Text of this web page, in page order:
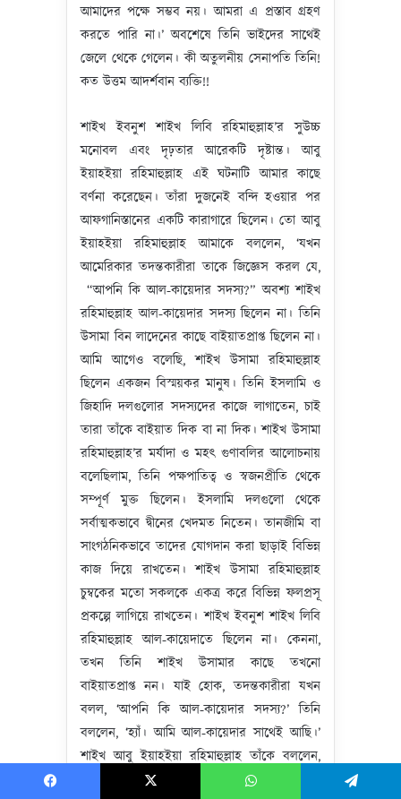
আমাদের পক্ষে সম্ভব নয়। আমরা এ প্রস্তাব গ্রহণ
করতে পারি না।’ অবশেষে তিনি ভাইদের সাথেই
জেলে থেকে গেলেন। কী অতুলনীয় সেনাপতি তিনি!
কত উত্তম আদর্শবান ব্যক্তি!!
শাইখ ইবনুশ শাইখ লিবি রহিমাহুল্লাহ’র সুউচ্চ
মনোবল এবং দৃঢ়তার আরেকটি দৃষ্টান্ত। আবু
ইয়াহইয়া রহিমাহুল্লাহ এই ঘটনাটি আমার কাছে
বর্ণনা করেছেন। তাঁরা দুজনেই বন্দি হওয়ার পর
আফগানিস্তানের একটি কারাগারে ছিলেন। তো আবু
ইয়াহইয়া রহিমাহুল্লাহ আমাকে বললেন, ‘যখন
আমেরিকার তদন্তকারীরা তাকে জিজ্ঞেস করল যে,
“আপনি কি আল-কায়েদার সদস্য?” অবশ্য শাইখ
রহিমাহুল্লাহ আল-কায়েদার সদস্য ছিলেন না। তিনি
উসামা বিন লাদেনের কাছে বাইয়াতপ্রাপ্ত ছিলেন না।
আমি আগেও বলেছি, শাইখ উসামা রহিমাহুল্লাহ
ছিলেন একজন বিস্ময়কর মানুষ। তিনি ইসলামি ও
জিহাদি দলগুলোর সদস্যদের কাজে লাগাতেন, চাই
তারা তাঁকে বাইয়াত দিক বা না দিক। শাইখ উসামা
রহিমাহুল্লাহ’র মর্যাদা ও মহৎ গুণাবলির আলোচনায়
বলেছিলাম, তিনি পক্ষপাতিত্ব ও স্বজনপ্রীতি থেকে
সম্পূর্ণ মুক্ত ছিলেন। ইসলামি দলগুলো থেকে
সর্বাত্মকভাবে দ্বীনের খেদমত নিতেন। তানজীমি বা
সাংগঠনিকভাবে তাদের যোগদান করা ছাড়াই বিভিন্ন
কাজ দিয়ে রাখতেন। শাইখ উসামা রহিমাহুল্লাহ
চুম্বকের মতো সকলকে একত্র করে বিভিন্ন ফলপ্রসূ
প্রকল্পে লাগিয়ে রাখতেন। শাইখ ইবনুশ শাইখ লিবি
রহিমাহুল্লাহ আল-কায়েদাতে ছিলেন না। কেননা,
তখন তিনি শাইখ উসামার কাছে তখনো
বাইয়াতপ্রাপ্ত নন। যাই হোক, তদন্তকারীরা যখন
বলল, ‘আপনি কি আল-কায়েদার সদস্য?’ তিনি
বললেন, ‘হ্যাঁ। আমি আল-কায়েদার সাথেই আছি।’
শাইখ আবু ইয়াহইয়া রহিমাহুল্লাহ তাঁকে বললেন,
‘আপনি তো নিজেকে জটিলতায় ফেলে দিয়েছেন!’